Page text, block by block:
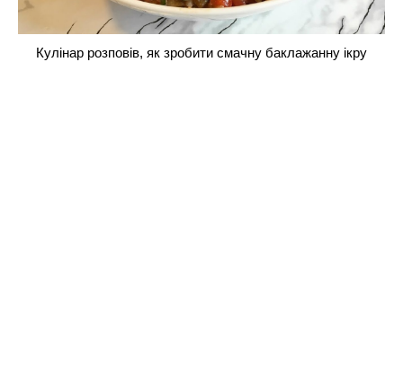
Кулінар розповів, як зробити смачну баклажанну ікру